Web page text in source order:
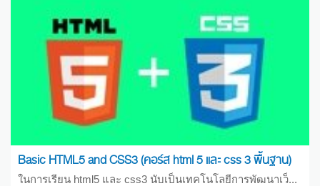
Basic HTML5 and CSS3 (คอร์ส html 5 และ css 3 พื้นฐาน)
ในการเรียน html5 และ css3 นับเป็นเทคโนโลยีการพัฒนาเว็...